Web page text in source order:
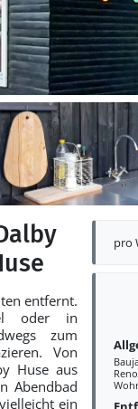
pro
entfernt.
oder in
zum
Von
Huse aus
Abendbad
ein